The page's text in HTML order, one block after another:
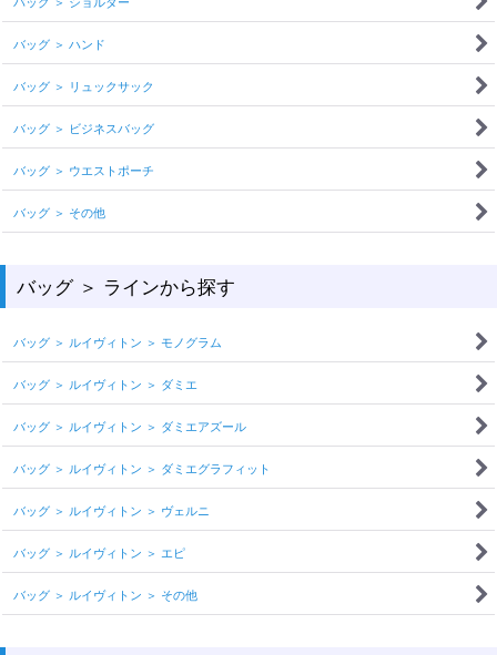
バッグ ＞ ハンド
バッグ ＞ リュックサック
バッグ ＞ ビジネスバッグ
バッグ ＞ ウエストポーチ
バッグ ＞ その他
バッグ ＞ ラインから探す
バッグ ＞ ルイヴィトン ＞ モノグラム
バッグ ＞ ルイヴィトン ＞ ダミエ
バッグ ＞ ルイヴィトン ＞ ダミエアズール
バッグ ＞ ルイヴィトン ＞ ダミエグラフィット
バッグ ＞ ルイヴィトン ＞ ヴェルニ
バッグ ＞ ルイヴィトン ＞ エピ
バッグ ＞ ルイヴィトン ＞ その他